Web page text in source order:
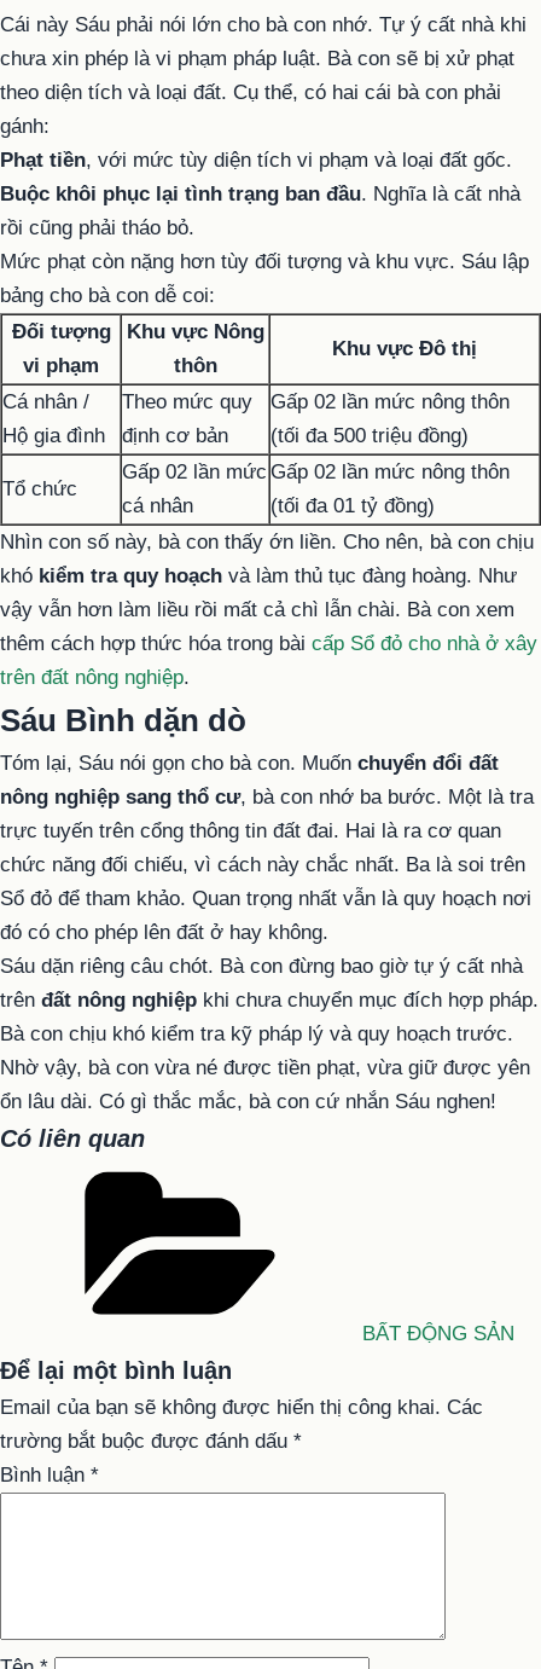
Cái này Sáu phải nói lớn cho bà con nhớ. Tự ý cất nhà khi
chưa xin phép là vi phạm pháp luật. Bà con sẽ bị xử phạt
theo diện tích và loại đất. Cụ thể, có hai cái bà con phải
gánh:
Phạt tiền, với mức tùy diện tích vi phạm và loại đất gốc.
Buộc khôi phục lại tình trạng ban đầu. Nghĩa là cất nhà
rồi cũng phải tháo bỏ.
Mức phạt còn nặng hơn tùy đối tượng và khu vực. Sáu lập
bảng cho bà con dễ coi:
Đối tượng
vi phạm
Khu vực Nông
thôn
Khu vực Đô thị
Cá nhân /
Hộ gia đình
Theo mức quy
định cơ bản
Gấp 02 lần mức nông thôn
(tối đa 500 triệu đồng)
Tổ chức
Gấp 02 lần mức
cá nhân
Gấp 02 lần mức nông thôn
(tối đa 01 tỷ đồng)
Nhìn con số này, bà con thấy ớn liền. Cho nên, bà con chịu
khó kiểm tra quy hoạch và làm thủ tục đàng hoàng. Như
vậy vẫn hơn làm liều rồi mất cả chì lẫn chài. Bà con xem
thêm cách hợp thức hóa trong bài cấp Sổ đỏ cho nhà ở xây
trên đất nông nghiệp.
Sáu Bình dặn dò
Tóm lại, Sáu nói gọn cho bà con. Muốn chuyển đổi đất
nông nghiệp sang thổ cư, bà con nhớ ba bước. Một là tra
trực tuyến trên cổng thông tin đất đai. Hai là ra cơ quan
chức năng đối chiếu, vì cách này chắc nhất. Ba là soi trên
Sổ đỏ để tham khảo. Quan trọng nhất vẫn là quy hoạch nơi
đó có cho phép lên đất ở hay không.
Sáu dặn riêng câu chót. Bà con đừng bao giờ tự ý cất nhà
trên đất nông nghiệp khi chưa chuyển mục đích hợp pháp.
Bà con chịu khó kiểm tra kỹ pháp lý và quy hoạch trước.
Nhờ vậy, bà con vừa né được tiền phạt, vừa giữ được yên
ổn lâu dài. Có gì thắc mắc, bà con cứ nhắn Sáu nghen!
Có liên quan
BẤT ĐỘNG SẢN
Để lại một bình luận
Email của bạn sẽ không được hiển thị công khai. Các
trường bắt buộc được đánh dấu *
Bình luận *